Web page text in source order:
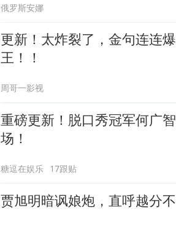
俄罗斯安娜
更新！太炸裂了，金句连连
王！！
周哥一影视
重磅更新！脱口秀冠军何广
场！
糖逗在娱乐 17跟贴
贾旭明暗讽娘炮，直呼越分